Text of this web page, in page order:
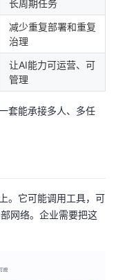
长周期任务
减少重复部署和重复
治理
让AI能力可运营、可
管理
套能承接多人、多任
。它可能调用工具，可
网络。企业需要把这